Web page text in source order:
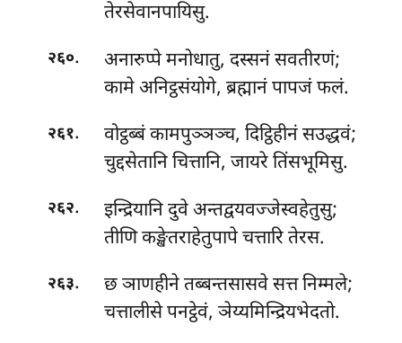
तेरसेवानपायिसु.
२६०.
अनारुप्पे मनोधातु, दस्सनं सवतीरणं;
कामे अनिट्ठसंयोगे, ब्रह्मानं पापजं फलं.
२६१.
वोट्ठब्बं कामपुञ्ञञ्च, दिट्ठिहीनं सउद्धवं;
चुद्दसेतानि चित्तानि, जायरे तिंसभूमिसु.
२६२.
इन्द्रियानि दुवे अन्तद्वयवज्जेस्वहेतुसु;
तीणि कङ्खेतराहेतुपापे चत्तारि तेरस.
२६३.
छ ञाणहीने तब्बन्तसासवे सत्त निम्मले;
चत्तालीसे पनट्ठेवं, ञेय्यमिन्द्रियभेदतो.